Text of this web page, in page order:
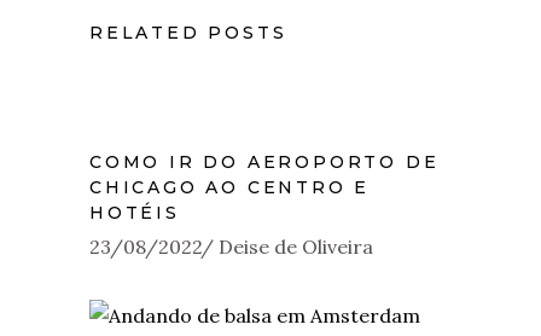
RELATED POSTS
COMO IR DO AEROPORTO DE
CHICAGO AO CENTRO E
HOTÉIS
23/08/2022 Deise de Oliveira